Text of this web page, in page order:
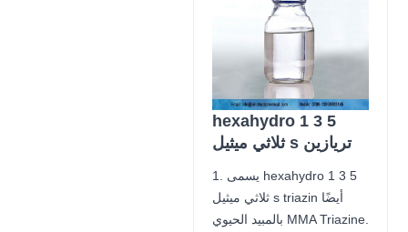
hexahydro 1 3 5
ثلاثي ميثيل s تريازين
1. يسمى hexahydro 1 3 5
ثلاثي ميثيل s triazin أيضًا
بالمبيد الحيوي MMA Triazine.